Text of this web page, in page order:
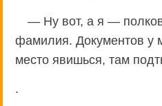
— Ну вот, а я —
фамилия. Документов у
место явишься, там
.